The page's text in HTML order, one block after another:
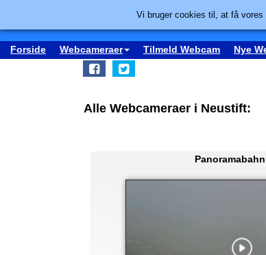
Forside Webcameraer Tilmeld Webcam Nye
Alle Webcameraer i Neustift:
Vi bruger cookies til, at få